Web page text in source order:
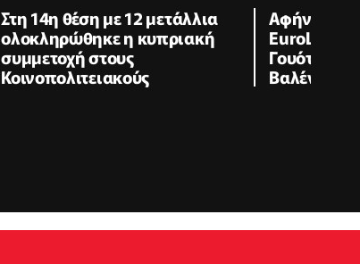
Στη 14η θέση με 12 μετάλλια
ολοκληρώθηκε η κυπριακή
συμμετοχή στους
Κοινοπολιτειακούς
Αφήνει το
Βαλένθια»